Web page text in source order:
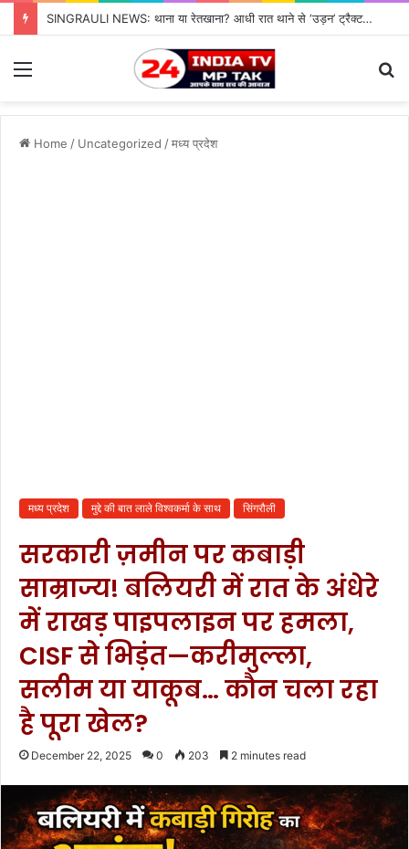
“जब रखवाले ही सो
Menu
Home / Uncategorized /मध्य प्रदेश
मध्य प्रदेश मुद्दे की बात लाले विश्वकर्मा के साथ सिंगरौली
सरकारी ज़मीन पर कबाड़ी
साम्राज्य! बलियरी में रात के अंधेरे
में राखड़ पाइपलाइन पर हमला,
CISF से भिड़ंत—करीमुल्ला,
सलीम या याकूब… कौन चला रहा
है पूरा खेल?
December 22, 2025 0 203 2 minutes read